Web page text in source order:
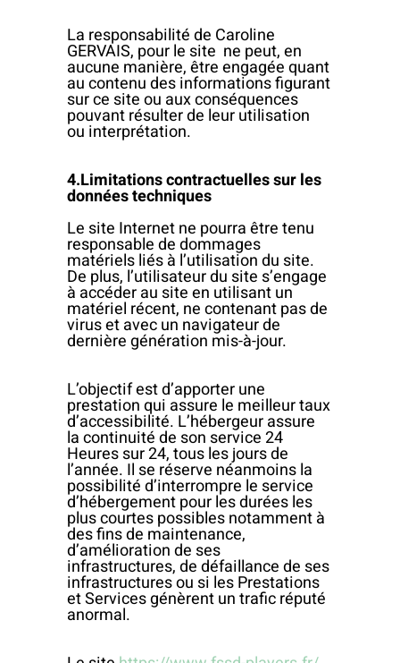
La responsabilité de Caroline
GERVAIS, pour le site ne peut, en
aucune manière, être engagée quant
au contenu des informations figurant
sur ce site ou aux conséquences
pouvant résulter de leur utilisation
ou interprétation.
4.Limitations contractuelles sur les
données techniques
Le site Internet ne pourra être tenu
responsable de dommages
matériels liés à l’utilisation du site.
De plus, l’utilisateur du site s’engage
à accéder au site en utilisant un
matériel récent, ne contenant pas de
virus et avec un navigateur de
dernière génération mis-à-jour.
L’objectif est d’apporter une
prestation qui assure le meilleur taux
d’accessibilité. L’hébergeur assure
la continuité de son service 24
Heures sur 24, tous les jours de
l’année. Il se réserve néanmoins la
possibilité d’interrompre le service
d’hébergement pour les durées les
plus courtes possibles notamment à
des fins de maintenance,
d’amélioration de ses
infrastructures, de défaillance de ses
infrastructures ou si les Prestations
et Services génèrent un trafic réputé
anormal.